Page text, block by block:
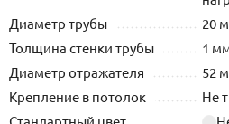
Диаметр трубы
20
Толщина стенки трубы
1
Диаметр отражателя
52
Крепление в потолок
Не